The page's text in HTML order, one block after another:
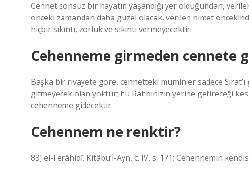
Cennet sonsuz bir hayatın yaşandığı yer olduğundan,
önceki zamandan daha güzel olacak, verilen nimet
hiçbir sıkıntı, zorluk ve sıkıntı vermeyecektir.
Cehenneme girmeden cennete
Başka bir rivayete göre, cennetteki müminler sadece
gitmeyecek olan yoktur; bu Rabbinizin yerine getireceği
cehenneme gidecektir.
Cehennem ne renktir?
83) el-Ferâhidî, Kitâbü’l-Ayn, c. IV, s. 171; Cehennemin